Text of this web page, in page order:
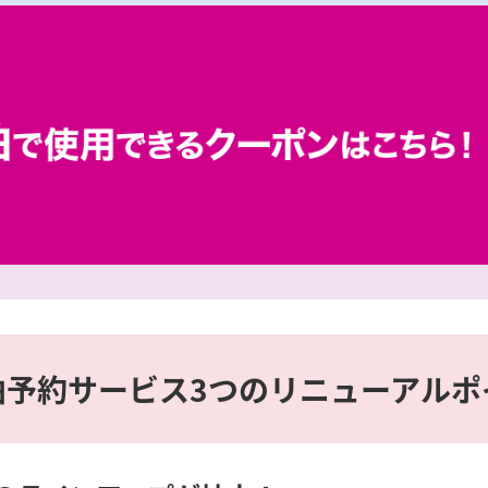
約サービス3つのリニューアル